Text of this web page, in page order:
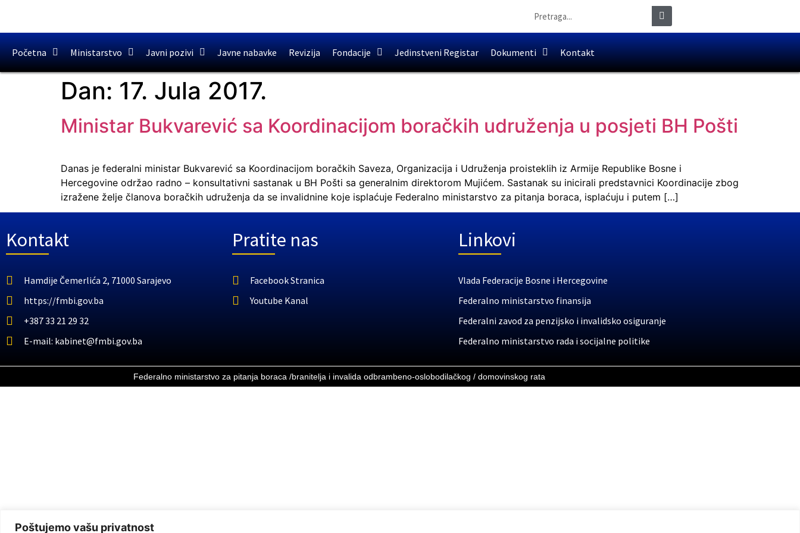
Poštujemo vašu privatnost
Početna Ministarstvo Javni pozivi Javne nabavke Revizija Fondacije Jedinstveni Registar Dokumenti Kontakt
Dan: 17. Jula 2017.
Ministar Bukvarević sa Koordinacijom boračkih udruženja u posjeti BH Pošti
Danas je federalni ministar Bukvarević sa Koordinacijom boračkih Saveza, Organizacija i Udruženja proisteklih iz Armije Republike Bosne i
Hercegovine održao radno – konsultativni sastanak u BH Pošti sa generalnim direktorom Mujićem. Sastanak su inicirali predstavnici Koordinacije zbog
izražene želje članova boračkih udruženja da se invalidnine koje isplaćuje Federalno ministarstvo za pitanja boraca, isplaćuju i putem […]
Kontakt
Hamdije Čemerlića 2, 71000 Sarajevo
https://fmbi.gov.ba
+387 33 21 29 32
E-mail: kabinet@fmbi.gov.ba
Pratite nas
Facebook Stranica
Youtube Kanal
Linkovi
Vlada Federacije Bosne i Hercegovine
Federalno ministarstvo finansija
Federalni zavod za penzijsko i invalidsko osiguranje
Federalno ministarstvo rada i socijalne politike
Federalno ministarstvo za pitanja boraca /branitelja i invalida odbrambeno-oslobodilačkog / domovinskog rata